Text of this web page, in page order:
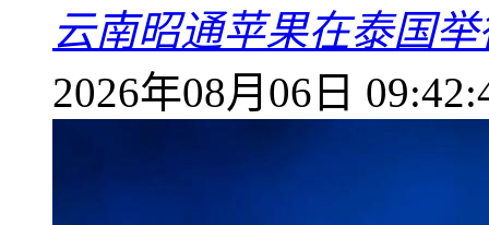
云南昭通苹果在泰国
2026年08月06日